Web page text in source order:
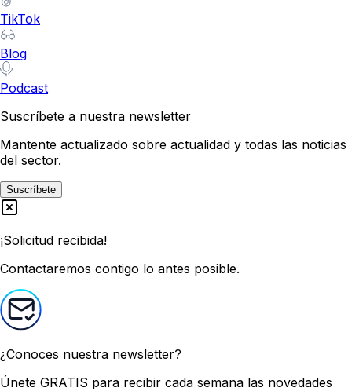
TikTok
Blog
Podcast
Suscríbete a nuestra newsletter
Mantente actualizado sobre actualidad y todas las noticias
del sector.
Suscríbete
¡Solicitud recibida!
Contactaremos contigo lo antes posible.
¿Conoces nuestra newsletter?
Únete GRATIS para recibir cada semana las novedades